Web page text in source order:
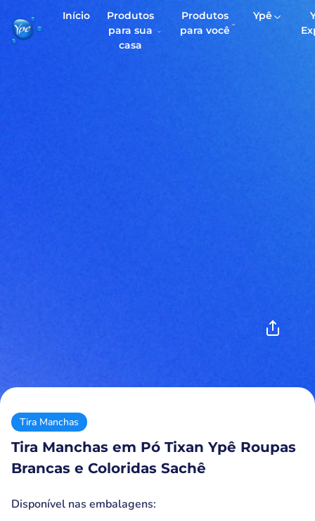
Início
Produtos
para sua
casa
Produtos
para você
Ypê
Tira Manchas
Tira Manchas em Pó Tixan Ypê Roupas
Brancas e Coloridas Sachê
Disponível nas embalagens: